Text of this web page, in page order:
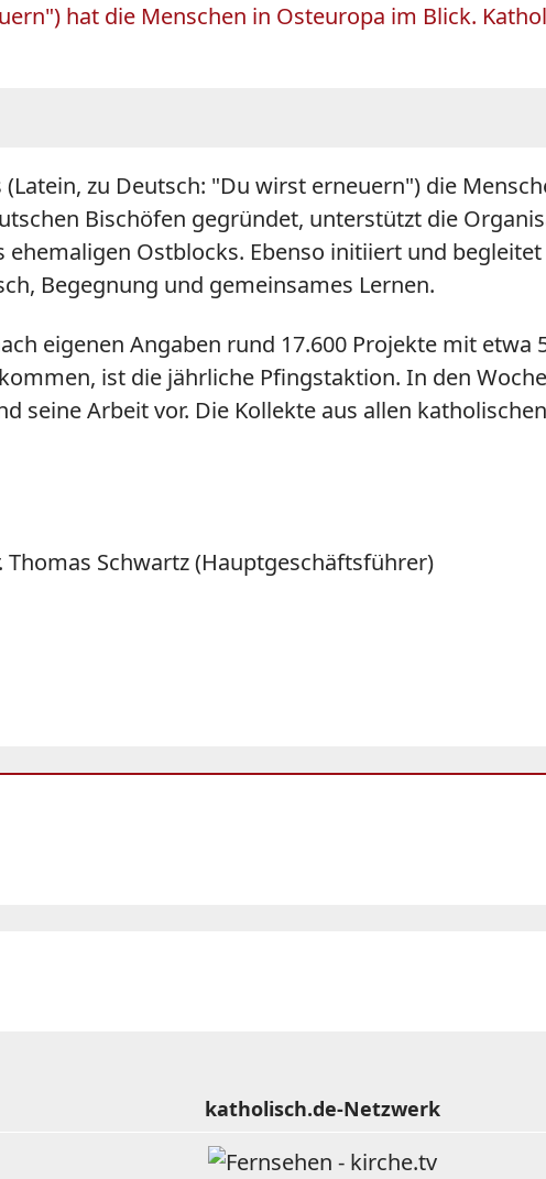
hat die Menschen in Osteuropa im Blick.
(Latein, zu Deutsch: "Du wirst erneuern") die
Bischöfen gegründet, unterstützt die
Ostblocks. Ebenso initiiert und
Begegnung und gemeinsames Lernen.
eigenen Angaben rund 17.600 Projekte mit
ist die jährliche Pfingstaktion. In den
seine Arbeit vor. Die Kollekte aus allen
Thomas Schwartz (Hauptgeschäftsführer)
katholisch.de-Netzwerk